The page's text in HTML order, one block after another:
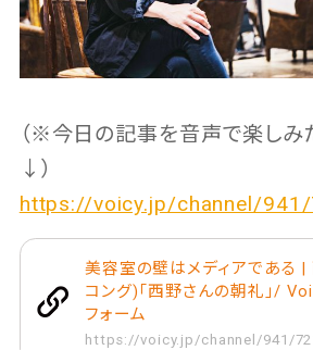
（※今日の記事を音声で楽しみ
↓）
https://voicy.jp/channel/
美容室の壁はメディアである
コング)「西野さんの朝礼」/
フォーム
https://voicy.jp/channel/941/